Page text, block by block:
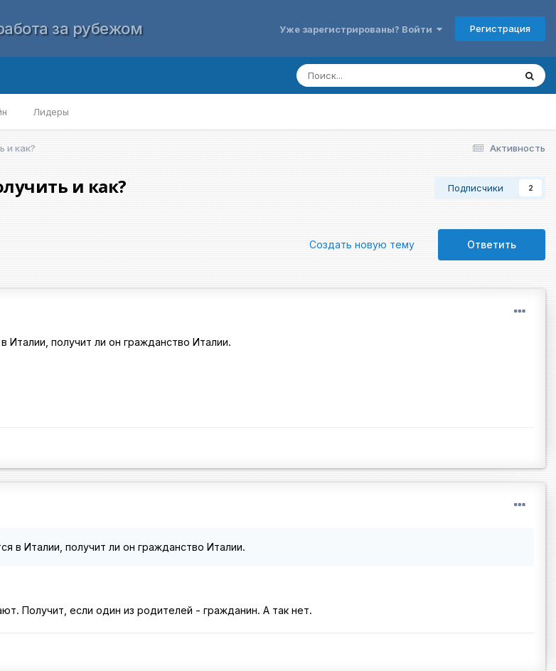
за рубежом Уже зарегистрированы? Войти Регистрация
Лидеры
Активность
и как?
Подписчики 2
и как?
Ответить
Создать новую тему
получит ли он гражданство Италии.
в Италии, получит ли он гражданство Италии.
Получит, если один из родителей - гражданин. А так нет.